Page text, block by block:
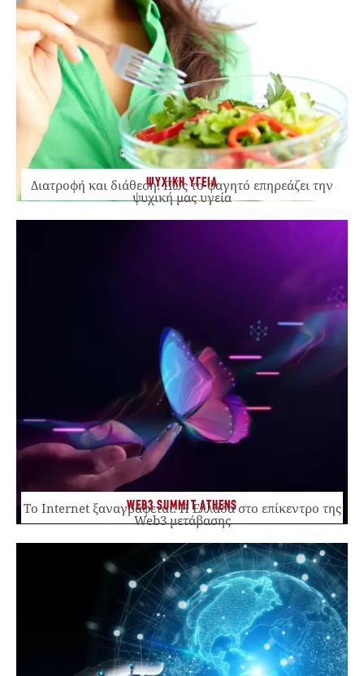
ΨΥΧΙΚΗ ΥΓΕΙΑ
Διατροφή και διάθεση: Πώς το φαγητό επηρεάζει την
ψυχική μας υγεία
WEB3 SUMMIT ATHENS
Το Internet ξαναγράφεται. Η Ελλάδα στο επίκεντρο της
Web3 μετάβασης